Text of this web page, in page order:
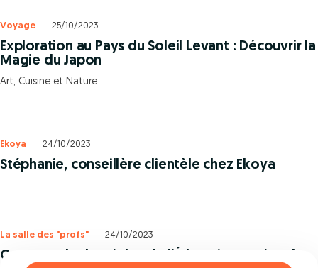
Voyage 25/10/2023
Exploration au Pays du Soleil Levant : Découvrir la
Magie du Japon
Art, Cuisine et Nature
Ekoya 24/10/2023
Stéphanie, conseillère clientèle chez Ekoya
La salle des "profs" 24/10/2023
Comprendre les sigles de l’Éducation Nationale